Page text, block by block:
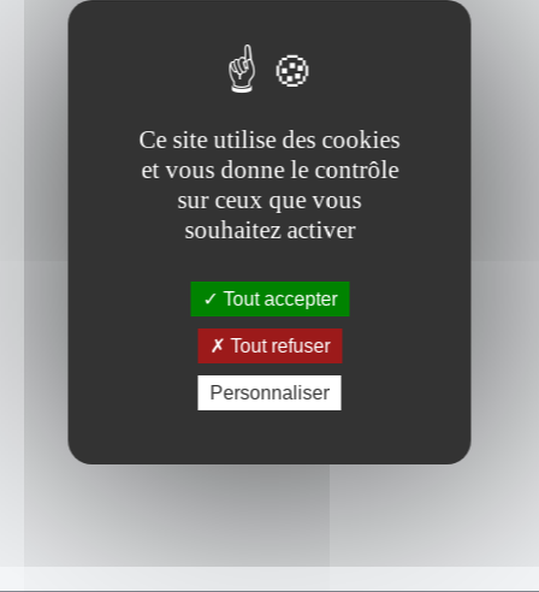
Ce site utilise des cookies
et vous donne le contrôle
sur ceux que vous
souhaitez activer
Tout accepter
Tout refuser
Personnaliser